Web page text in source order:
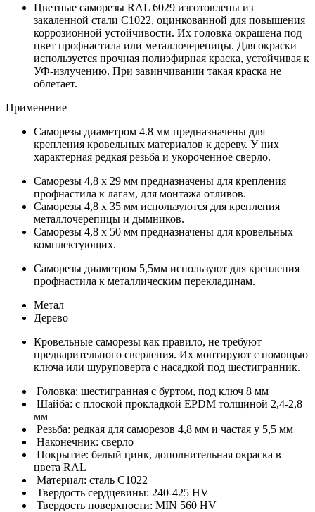
Цветные саморезы RAL 6029 изготовлены из
закаленной стали С1022, оцинкованной для повышения
коррозионной устойчивости. Их головка окрашена под
цвет профнастила или металлочерепицы. Для окраски
используется прочная полиэфирная краска, устойчивая к
УФ-излучению. При завинчивании такая краска не
облетает.
Применение
Саморезы диаметром 4.8 мм предназначены для
крепления кровельных материалов к дереву. У них
характерная редкая резьба и укороченное сверло.
Саморезы 4,8 х 29 мм предназначены для крепления
профнастила к лагам, для монтажа отливов.
Саморезы 4,8 х 35 мм используются для крепления
металлочерепицы и дымников.
Саморезы 4,8 х 50 мм предназначены для кровельных
комплектующих.
Саморезы диаметром 5,5мм используют для крепления
профнастила к металлическим перекладинам.
Метал
Дерево
Кровельные саморезы как правило, не требуют
предварительного сверления. Их монтируют с помощью
ключа или шуруповерта с насадкой под шестигранник.
Головка: шестигранная с буртом, под ключ 8 мм
Шайба: с плоской прокладкой EPDM толщиной 2,4-2,8
мм
Резьба: редкая для саморезов 4,8 мм и частая у 5,5 мм
Наконечник: сверло
Покрытие: белый цинк, дополнительная окраска в
цвета RAL
Материал: сталь С1022
Твердость сердцевины: 240-425 HV
Твердость поверхности: MIN 560 HV